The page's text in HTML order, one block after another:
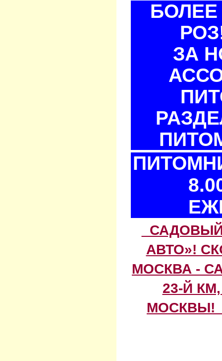
БОЛЕЕ
ЗА
АВТО»!
МОСКВА -
23-Й
МОСКВЫ!